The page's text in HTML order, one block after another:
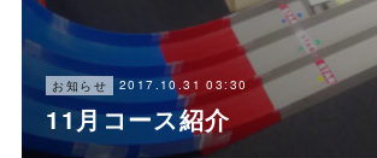
お知らせ 2017.10.31 03:30
11月コース紹介